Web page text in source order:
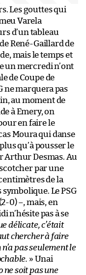
Les gouttes qui
Varela
d’un tableau
René-Gaillard de
mais le temps et
un mercredi n’ont
de Coupe de
ne marquera pas
au moment de
à Emery, on
en faire le
Moura qui danse
qu’à pousser le
Arthur Desmas. Au
par une
de la
Le PSG
0) –, mais, en
n’hésite pas à se
délicate, c’était
chercher à faire
pas seulement le
» Unai
ne soit pas une